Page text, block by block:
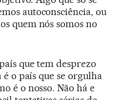
autoconsciência, ou
quem nós somos no
que tem desprezo
o país que se orgulha
é o nosso. Não há e